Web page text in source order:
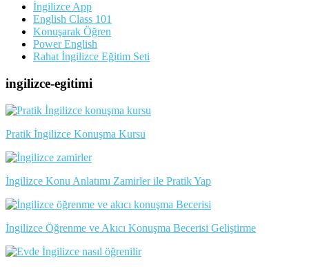
İngilizce App
English Class 101
Konuşarak Öğren
Power English
Rahat İngilizce Eğitim Seti
ingilizce-egitimi
Pratik İngilizce Konuşma Kursu
İngilizce Konu Anlatımı Zamirler ile Pratik Yap
İngilizce Öğrenme ve Akıcı Konuşma Becerisi Geliştirme